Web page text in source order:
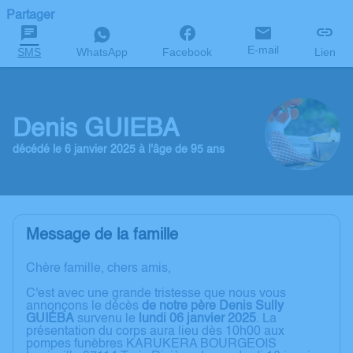
Partager
SMS WhatsApp Facebook E-mail Lien
Denis GUIEBA
décédé le 6 janvier 2025 à l'âge de 95 ans
Message de la famille
Chère famille, chers amis,
C'est avec une grande tristesse que nous vous
annonçons le décès de notre père Denis Sully
GUIÉBA survenu le lundi 06 janvier 2025. La
présentation du corps aura lieu dès 10h00 aux
pompes funèbres KARUKERA BOURGEOIS